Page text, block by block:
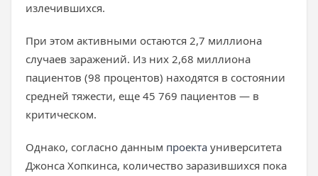
излечившихся.
При этом активными остаются 2,7 миллиона
случаев заражений. Из них 2,68 миллиона
пациентов (98 процентов) находятся в состоянии
средней тяжести, еще 45 769 пациентов — в
критическом.
Однако, согласно данным проекта университета
Джонса Хопкинса, количество заразившихся пока